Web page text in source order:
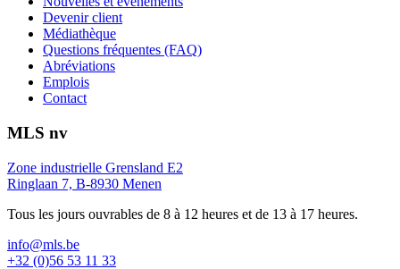
Devenir client
Médiathèque
Questions fréquentes (FAQ)
Abréviations
Emplois
Contact
MLS nv
Zone industrielle Grensland E2
Ringlaan 7, B-8930 Menen
Tous les jours ouvrables de 8 à 12 heures et de 13 à 17 heures.
info@mls.be
+32 (0)56 53 11 33